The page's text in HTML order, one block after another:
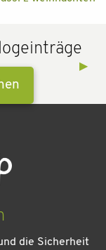
Next
▶︎
die Sicherheit